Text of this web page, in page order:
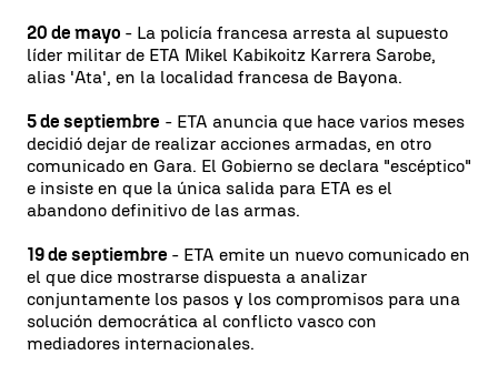
20 de mayo - La policía francesa arresta al supuesto
líder militar de ETA Mikel Kabikoitz Karrera Sarobe,
alias 'Ata', en la localidad francesa de Bayona.
5 de septiembre - ETA anuncia que hace varios meses
decidió dejar de realizar acciones armadas, en otro
comunicado en Gara. El Gobierno se declara "escéptico"
e insiste en que la única salida para ETA es el
abandono definitivo de las armas.
19 de septiembre - ETA emite un nuevo comunicado en
el que dice mostrarse dispuesta a analizar
conjuntamente los pasos y los compromisos para una
solución democrática al conflicto vasco con
mediadores internacionales.